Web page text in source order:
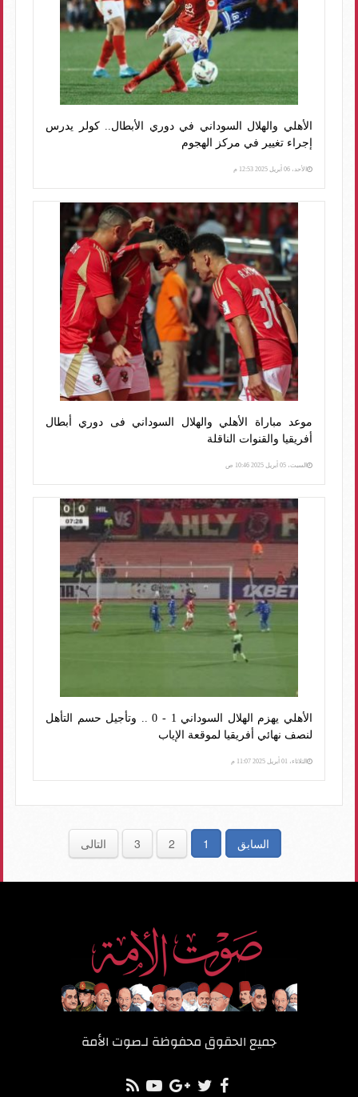
الأهلي والهلال السوداني في دوري الأبطال.. كولر يدرس
إجراء تغيير في مركز الهجوم
الأحد، 06 أبريل 2025 12:53 م
موعد مباراة الأهلي والهلال السوداني فى دوري أبطال
أفريقيا والقنوات الناقلة
السبت، 05 أبريل 2025 10:46 ص
الأهلي يهزم الهلال السوداني 1 - 0 .. وتأجيل حسم التأهل
لنصف نهائي أفريقيا لموقعة الإياب
الثلاثاء، 01 أبريل 2025 11:07 م
السابق 1
2
3 التالى
جميع الحقوق محفوظة لـصوت الأمة